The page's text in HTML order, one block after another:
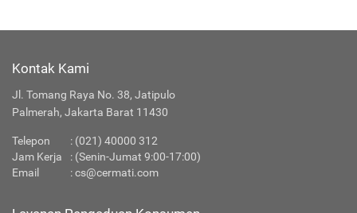
Kontak Kami
Jl. Tomang Raya No. 38, Jatipulo
Palmerah, Jakarta Barat 11430
Telepon
: (021) 40000 312
Jam Kerja
: (Senin-Jumat 9:00-17:00)
Email
:cs@cermati.com